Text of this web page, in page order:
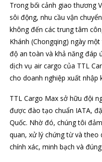
Trong bối cảnh giao thương
sôi động, nhu cầu vận
không đến các trung tâm
Khánh (Chongqing) ngày
độ an toàn và khả năng đáp
dịch vụ air cargo của TTL
cho doanh nghiệp xuất nhập
TTL Cargo Max sở hữu đội
được đào tạo chuẩn IATA,
Quốc. Nhờ đó, chúng tôi
quan, xử lý chứng từ và
chính xác, minh bạch và